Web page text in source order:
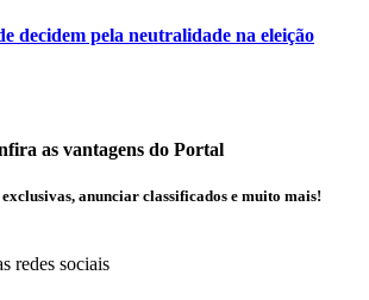
decidem pela neutralidade na eleição
as vantagens do Portal
anunciar classificados e muito mais!
redes sociais